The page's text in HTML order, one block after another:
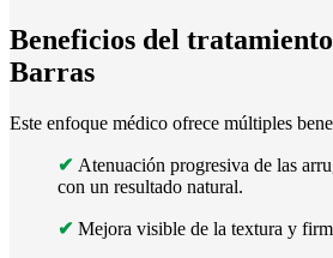
Beneficios del
Barras
Este enfoque médico ofrece múltiples
✔ Atenuación progresiva de las
con un resultado natural.
✔ Mejora visible de la textura y